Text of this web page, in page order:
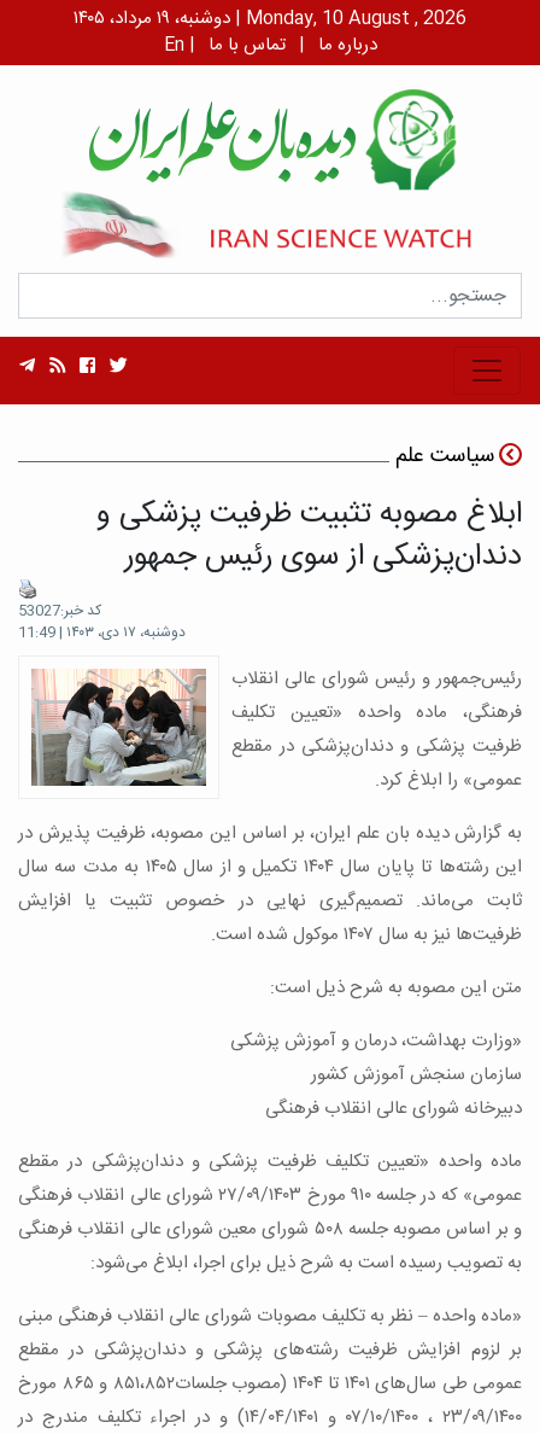
دوشنبه، ۱۹ مرداد، ۱۴۰۵ | Monday, 10 August , 2026
En | درباره ما | تماس با ما
سیاست علم
ابلاغ مصوبه تثبیت ظرفیت پزشکی و
دندان‌پزشکی از سوی رئیس جمهور
کد خبر:53027
دوشنبه، ۱۷ دی، ۱۴۰۳ | 11:49
رئیس‌جمهور و رئیس شورای عالی انقلاب
فرهنگی، ماده واحده «تعیین تکلیف
ظرفیت پزشکی و دندان‌پزشکی در مقطع
عمومی» را ابلاغ کرد.
به گزارش دیده بان علم ایران، بر اساس این مصوبه، ظرفیت پذیرش در
این رشته‌ها تا پایان سال ۱۴۰۴ تکمیل و از سال ۱۴۰۵ به مدت سه سال
ثابت می‌ماند. تصمیم‌گیری نهایی در خصوص تثبیت یا افزایش
ظرفیت‌ها نیز به سال ۱۴۰۷ موکول شده است.
متن این مصوبه به شرح ذیل است:
«وزارت بهداشت، درمان و آموزش پزشکی
سازمان سنجش آموزش کشور
دبیرخانه شورای عالی انقلاب فرهنگی
ماده واحده «تعیین تکلیف ظرفیت پزشکی و دندان‌پزشکی در مقطع
عمومی» که در جلسه ۹۱۰ مورخ ۲۷/۰۹/۱۴۰۳ شورای عالی انقلاب فرهنگی
و بر اساس مصوبه جلسه ۵۰۸ شورای معین شورای عالی انقلاب فرهنگی
به ‌تصویب رسیده است به‌ شرح ذیل برای اجرا، ابلاغ می‌شود:
«ماده واحده – نظر به تکلیف مصوبات شورای عالی انقلاب فرهنگی مبنی
بر لزوم افزایش ظرفیت رشته‌های پزشکی و دندان‌پزشکی در مقطع
عمومی طی سال‌های ۱۴۰۱ تا ۱۴۰۴ (مصوب جلسات۸۵۱،۸۵۲ و ۸۶۵ مورخ
۲۳/۰۹/۱۴۰۰ ، ۰۷/۱۰/۱۴۰۰ و ۱۴/۰۴/۱۴۰۱) و در اجراء تکلیف مندرج در